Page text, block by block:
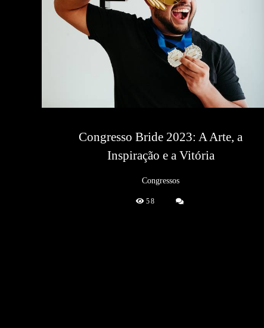
Congresso Bride 2023: A Arte, a
Inspiração e a Vitória
Congressos
58